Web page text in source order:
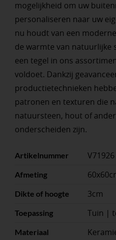
mogelijkheid om uw
personaliseren naar uw
nu houdt van een
de warmte van natuurlijke
een tegel in ons
voldoet. Dankzij
productietechnieken
patronen en texturen die
natuursteen, hout of
onderscheiden zijn.
Artikelnummer V71926
Afmeting
Dikte of hoogte 3cm
Toepassing Tuin |
Materiaal